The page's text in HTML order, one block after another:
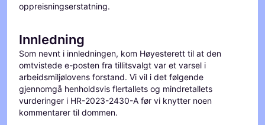
oppreisningserstatning.
Innledning
Som nevnt i innledningen, kom Høyesterett til at den
omtvistede e-posten fra tillitsvalgt var et varsel i
arbeidsmiljølovens forstand. Vi vil i det følgende
gjennomgå henholdsvis flertallets og mindretallets
vurderinger i HR-2023-2430-A før vi knytter noen
kommentarer til dommen.